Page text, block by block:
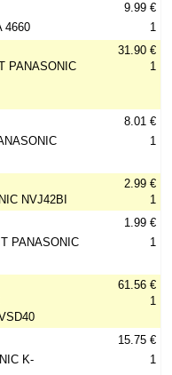
4660
9.99 €
1
PANASONIC
31.90 €
1
8.01 €
1
NVJ42BI
2.99 €
1
PANASONIC
1.99 €
1
61.56 €
1
K-
15.75 €
1